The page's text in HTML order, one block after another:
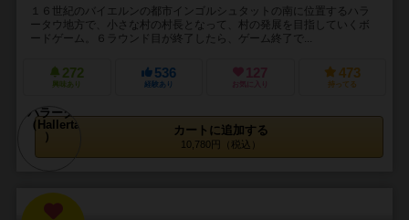
１６世紀のバイエルンの都市インゴルシュタットの南に位置するハラ
ータウ地方で、小さな村の村長となって、村の発展を目指していくボ
ードゲーム。６ラウンド目が終了したら、ゲーム終了で...
272
興味あり
536
経験あり
127
お気に入り
473
持ってる
カートに追加する
10,780円（税込）